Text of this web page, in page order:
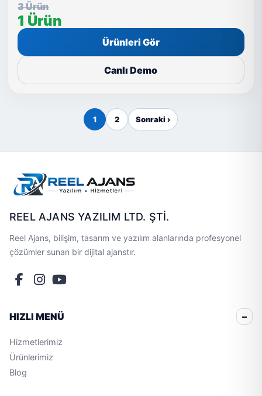
3 Ürün
1 Ürün
Ürünleri Gör
Canlı Demo
1 2 Sonraki ›
REEL AJANS YAZILIM LTD. ŞTİ.
Reel Ajans, bilişim, tasarım ve yazılım alanlarında profesyonel
çözümler sunan bir dijital ajanstır.
HIZLI MENÜ
Hizmetlerimiz
Ürünlerimiz
Blog